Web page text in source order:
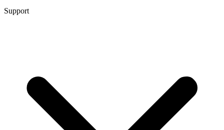
Support